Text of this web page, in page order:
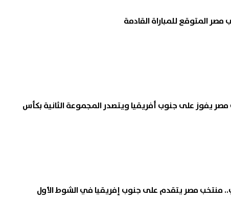
المتوقع للمباراة القادمة
يفوز على جنوب أفريقيا ويتصدر المجموعة الثانية بكأس
منتخب مصر يتقدم على جنوب إفريقيا في الشوط الأول
المتفوقين 2026.. التعليم تحدد
وزير الصحة يبحث مع رئيس تشاد
استقبال المرضى التشاديين داخل